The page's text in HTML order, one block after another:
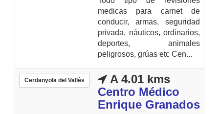
medicas para carnet de
conducir, armas, seguridad
privada, náuticos, ordinarios,
deportes, animales
peligrosos, grúas etc Cen...
Cerdanyola del Vallès
A 4.01 kms
Centro Médico
Enrique Granados